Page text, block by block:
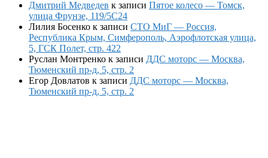
Дмитрий Медведев к записи Пятое колесо — Томск,
улица Фрунзе, 119/5С24
Лилия Босенко к записи СТО МиГ — Россия,
Республика Крым, Симферополь, Аэрофлотская улица,
5, ГСК Полет, стр. 422
Руслан Монтренко к записи ДДС моторс — Москва,
Тюменский пр-д, 5, стр. 2
Егор Довлатов к записи ДДС моторс — Москва,
Тюменский пр-д, 5, стр. 2